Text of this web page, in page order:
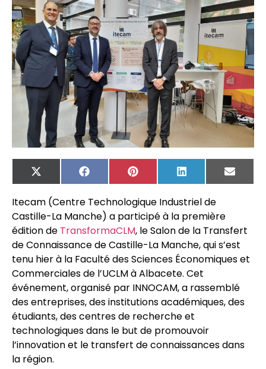
X
(Twitter)
FacebookPinterest LinkedIn
Email
Itecam (Centre Technologique Industriel de
Castille-La Manche) a participé à la première
édition de TransformaCLM, le Salon de la Transfert
de Connaissance de Castille-La Manche, qui s’est
tenu hier à la Faculté des Sciences Économiques et
Commerciales de l’UCLM à Albacete. Cet
événement, organisé par INNOCAM, a rassemblé
des entreprises, des institutions académiques, des
étudiants, des centres de recherche et
technologiques dans le but de promouvoir
l’innovation et le transfert de connaissances dans
la région.